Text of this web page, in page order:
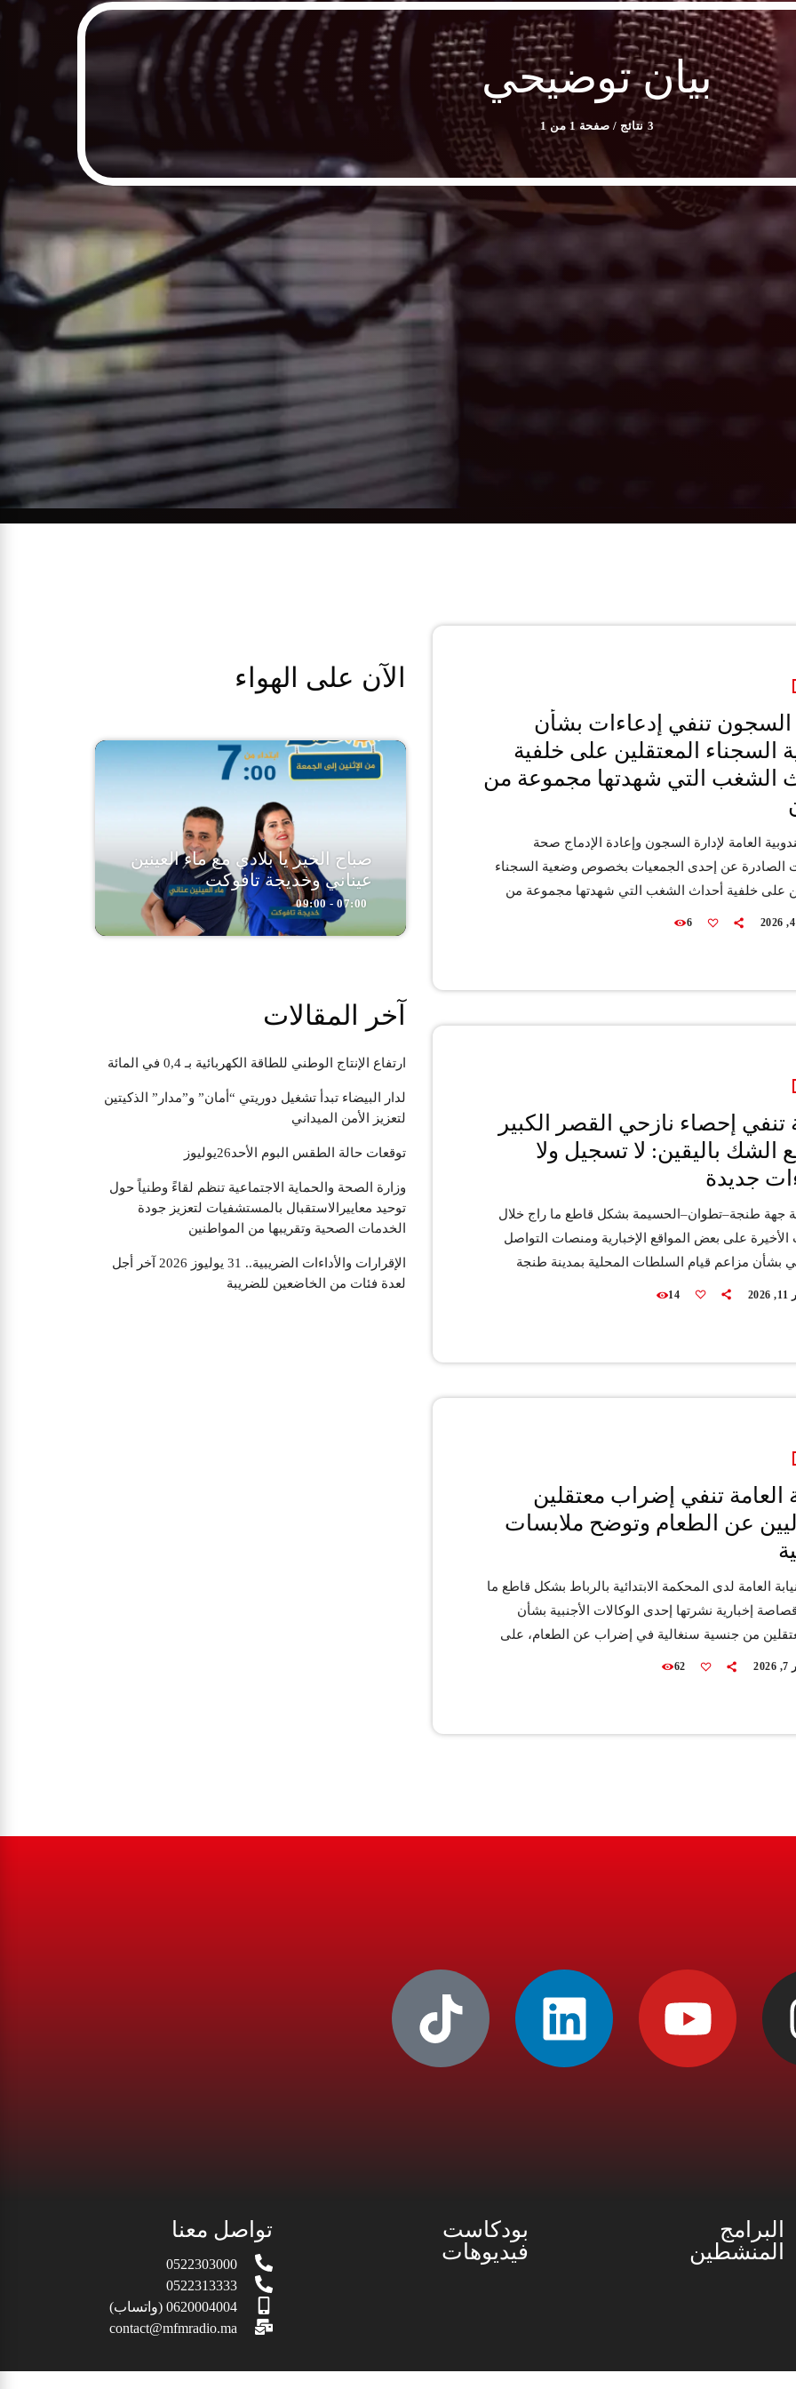
بيان توضيحي
3 نتائج / صفحة 1 من 1
ادارة السجون تنفي إدعاءات بشأن
السجناء المعتقلين على خلفية
الشغب التي شهدتها مجموعة من
العامة لإدارة السجون وإعادة الإدماج صحة
الصادرة عن إحدى الجمعيات بخصوص وضعية السجناء
على خلفية أحداث الشغب التي شهدتها مجموعة من
بيان توضيحي لها وحسب بيان توضيحي للمندوبية جاء
6
إحصاء نازحي القصر الكبير
الشك باليقين: لا تسجيل ولا
جديدة
جهة طنجة–تطوان–الحسيمة بشكل قاطع ما راج خلال
الأخيرة على بعض المواقع الإخبارية ومنصات التواصل
بشأن مزاعم قيام السلطات المحلية بمدينة طنجة
لساكنة مدينة القصر الكبير المتواجدين حاليًا بطنجة،
14
العامة تنفي إضراب معتقلين
عن الطعام وتوضح ملابسات
العامة لدى المحكمة الابتدائية بالرباط بشكل قاطع ما
إخبارية نشرتها إحدى الوكالات الأجنبية بشأن
من جنسية سنغالية في إضراب عن الطعام، على
في أحداث الشغب التي رافقت نهائي كأس أمم
62
الآن على الهواء
صباح الخير يا بلادي مع ماء العينين
عيناني وخديجة تافوكت
07:00 - 09:00
آخر المقالات
ارتفاع الإنتاج الوطني للطاقة الكهربائية بـ 0,4 في المائة
لدار البيضاء تبدأ تشغيل دوريتي “أمان” و”مدار” الذكيتين
لتعزيز الأمن الميداني
توقعات حالة الطقس البوم الأحد26يوليوز
وزارة الصحة والحماية الاجتماعية تنظم لقاءً وطنياً حول
توحيد معاييرالاستقبال بالمستشفيات لتعزيز جودة
الخدمات الصحية وتقريبها من المواطنين
الإقرارات والأداءات الضريبية.. 31 يوليوز 2026 آخر أجل
لعدة فئات من الخاضعين للضريبة
البرامج
المنشطين
بودكاست
فيديوهات
تواصل معنا
0522303000
0522313333
0620004004 (واتساب)
contact@mfmradio.ma